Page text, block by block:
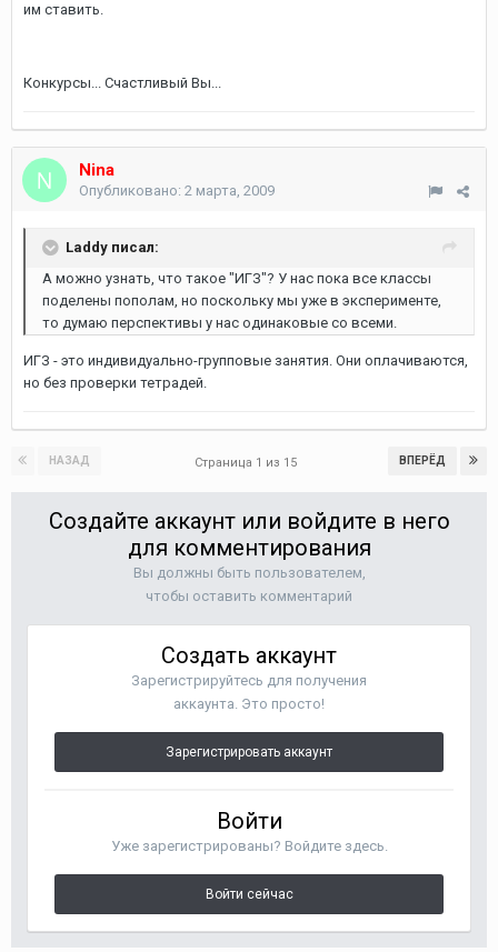
им ставить.
Конкурсы... Счастливый Вы...
Nina
Опубликовано: 2 марта, 2009
Laddy писал:
А можно узнать, что такое "ИГЗ"? У нас пока все классы
поделены пополам, но поскольку мы уже в эксперименте,
то думаю перспективы у нас одинаковые со всеми.
ИГЗ - это индивидуально-групповые занятия. Они оплачиваются,
но без проверки тетрадей.
НАЗАД ВПЕРЁД
Страница 1 из 15
Создайте аккаунт или войдите в него
для комментирования
Вы должны быть пользователем,
чтобы оставить комментарий
Создать аккаунт
Зарегистрируйтесь для получения
аккаунта. Это просто!
Зарегистрировать аккаунт
Войти
Уже зарегистрированы? Войдите здесь.
Войти сейчас